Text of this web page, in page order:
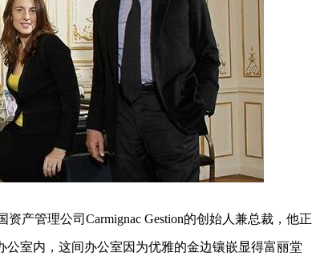
资产管理公司Carmignac Gestion的创始人兼总裁，他正
公室内，这间办公室因为优雅的金边镶嵌显得富丽堂